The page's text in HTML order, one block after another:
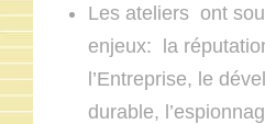
Les ateliers ont
enjeux: la
l’Entreprise, le
durable,